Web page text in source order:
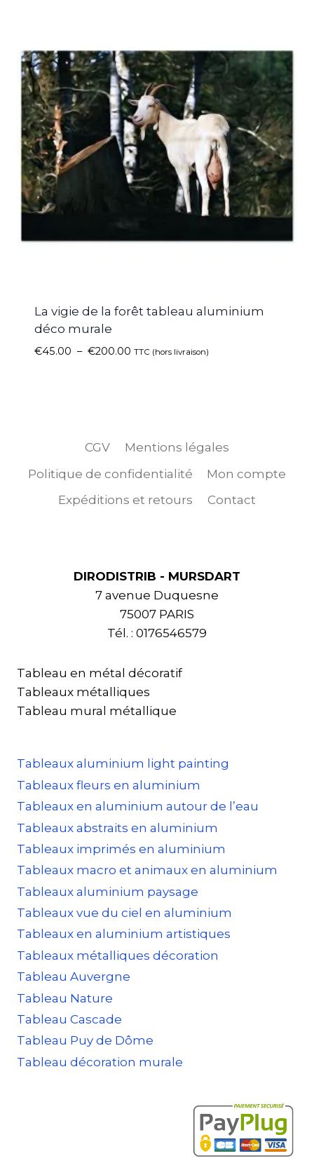
La vigie de la forêt tableau aluminium
déco murale
€45.00 – €200.00 TTC (hors livraison)
CGV
Mentions légales
Politique de confidentialité
Mon compte
Expéditions et retours
Contact
DIRODISTRIB - MURSDART
7 avenue Duquesne
75007 PARIS
Tél. : 0176546579
Tableau en métal décoratif
Tableaux métalliques
Tableau mural métallique
Tableaux aluminium light painting
Tableaux fleurs en aluminium
Tableaux en aluminium autour de l’eau
Tableaux abstraits en aluminium
Tableaux imprimés en aluminium
Tableaux macro et animaux en aluminium
Tableaux aluminium paysage
Tableaux vue du ciel en aluminium
Tableaux en aluminium artistiques
Tableaux métalliques décoration
Tableau Auvergne
Tableau Nature
Tableau Cascade
Tableau Puy de Dôme
Tableau décoration murale